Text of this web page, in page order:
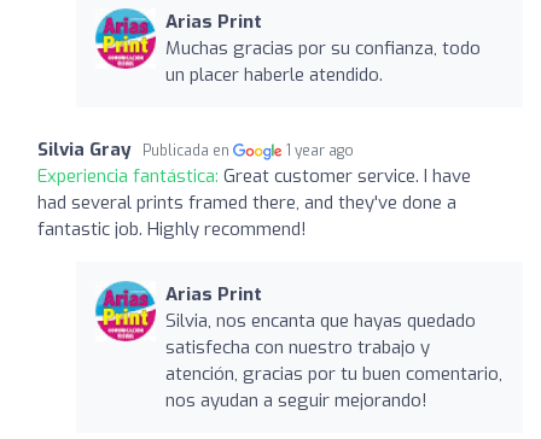
Arias Print
Muchas gracias por su confianza, todo
un placer haberle atendido.
Silvia Gray Publicada en 1 year ago
Experiencia fantástica: Great customer service. I have
had several prints framed there, and they've done a
fantastic job. Highly recommend!
Arias Print
Silvia, nos encanta que hayas quedado
satisfecha con nuestro trabajo y
atención, gracias por tu buen comentario,
nos ayudan a seguir mejorando!